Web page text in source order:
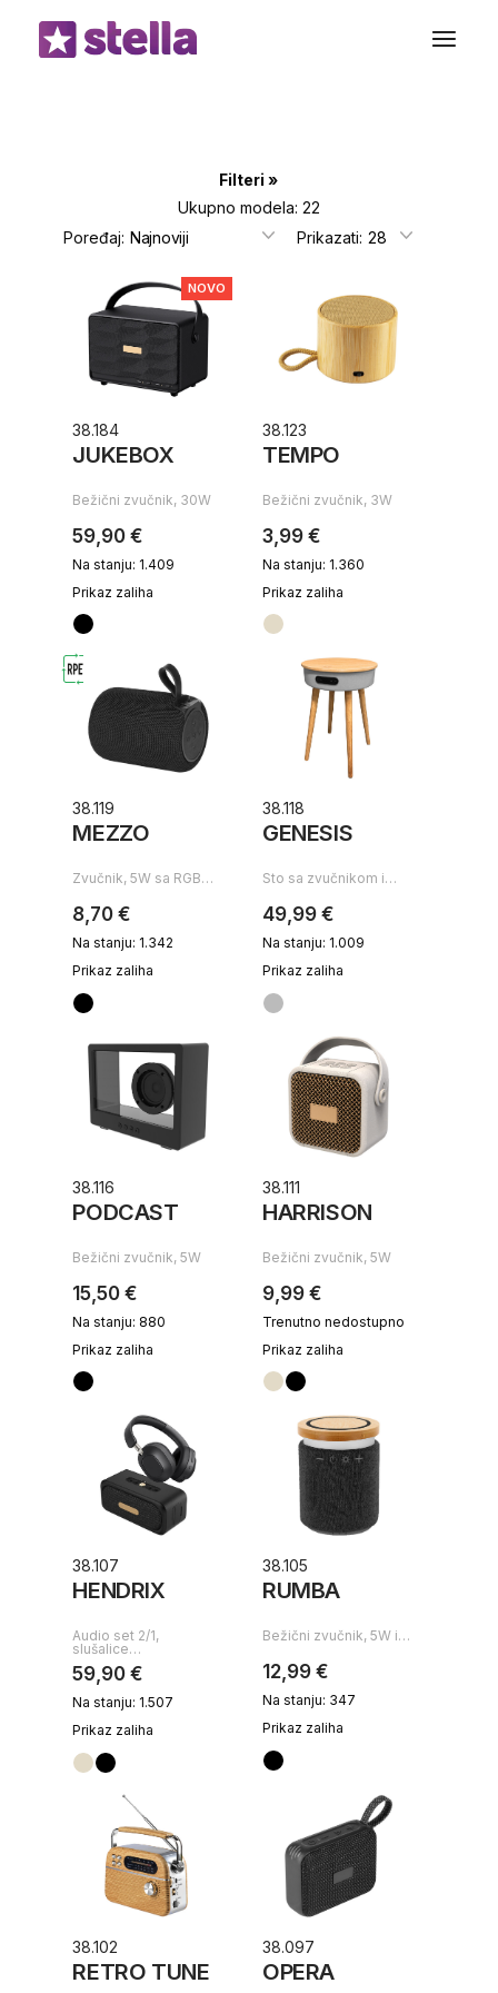
sadržaja
Filteri
Ukupno modela: 22
Poređaj:
Prikazati:
NOVO
38.184
JUKEBOX
Bežični zvučnik, 30W
59,90 €
Na stanju: 1.409
Prikaz zaliha
38.123
TEMPO
Bežični zvučnik, 3W
3,99 €
Na stanju: 1.360
Prikaz zaliha
38.119
MEZZO
Zvučnik, 5W sa RGB…
8,70 €
Na stanju: 1.342
Prikaz zaliha
38.118
GENESIS
Sto sa zvučnikom i…
49,99 €
Na stanju: 1.009
Prikaz zaliha
38.116
PODCAST
Bežični zvučnik, 5W
15,50 €
Na stanju: 880
Prikaz zaliha
38.111
HARRISON
Bežični zvučnik, 5W
9,99 €
Trenutno nedostupno
Prikaz zaliha
38.107
HENDRIX
Audio set 2/1,
slušalice…
59,90 €
Na stanju: 1.507
Prikaz zaliha
38.105
RUMBA
Bežični zvučnik, 5W i…
12,99 €
Na stanju: 347
Prikaz zaliha
38.102
RETRO TUNE
38.097
OPERA